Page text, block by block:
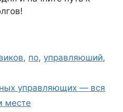
, по,управляюший,
управляющих — вся
месте